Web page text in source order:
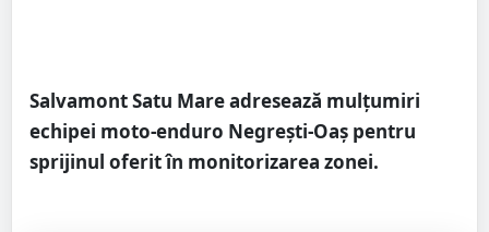
Salvamont Satu Mare adresează mulțumiri
echipei moto-enduro Negrești-Oaș pentru
sprijinul oferit în monitorizarea zonei.